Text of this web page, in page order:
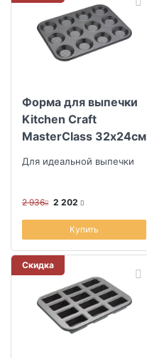
Форма для выпечки
Kitchen Craft
MasterClass 32х24см
Для идеальной выпечки
2 936 2 202
Купить
Скидка